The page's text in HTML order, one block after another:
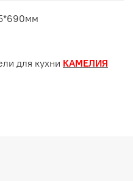
для кухни КАМЕЛИЯ